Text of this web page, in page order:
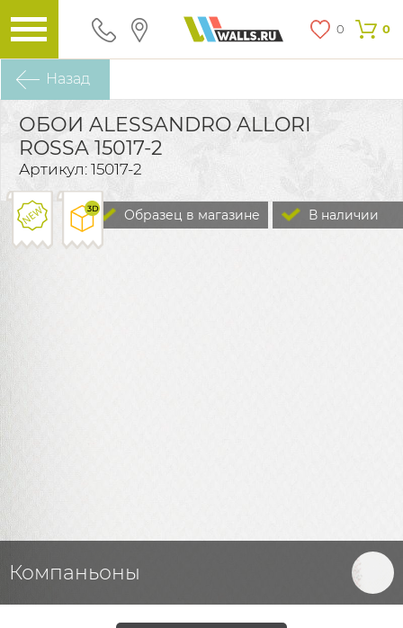
0 0
Назад
ОБОИ ALESSANDRO ALLORI
ROSSA 15017-2
Артикул: 15017-2
В наличии
Образец в магазине
Компаньоны